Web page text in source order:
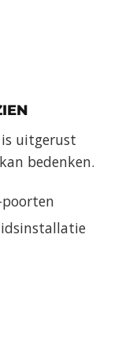
uitgerust
bedenken.
poorten